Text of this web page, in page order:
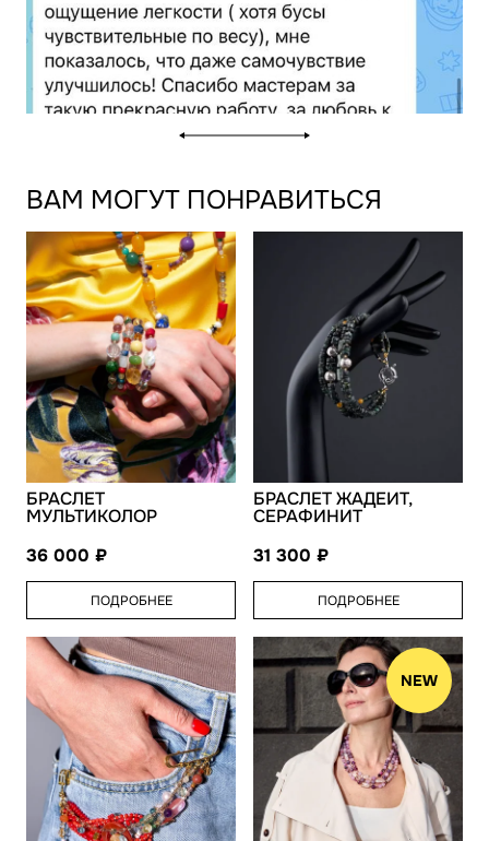
ВАМ МОГУТ ПОНРАВИТЬСЯ
БРАСЛЕТ
МУЛЬТИКОЛОР
36 000
ПОДРОБНЕЕ
БРАСЛЕТ ЖАДЕИТ,
СЕРАФИНИТ
31 300
ПОДРОБНЕЕ
NEW